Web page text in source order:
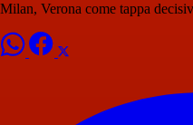
Milan, Verona come tappa